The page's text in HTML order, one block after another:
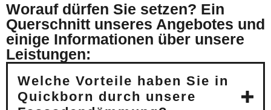
Worauf dürfen Sie setzen? Ein
Querschnitt unseres Angebotes und
einige Informationen über unsere
Leistungen:
Welche Vorteile haben Sie in
Quickborn durch unsere